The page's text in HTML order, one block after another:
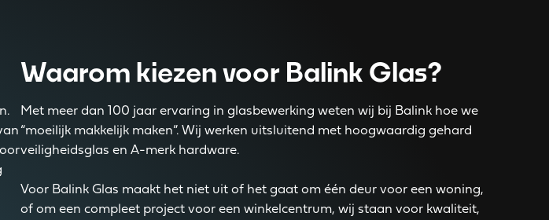
Waarom kiezen voor Balink Glas?
Met meer dan 100 jaar ervaring in glasbewerking weten wij bij Balink hoe we
“moeilijk makkelijk maken”. Wij werken uitsluitend met hoogwaardig gehard
veiligheidsglas en A-merk hardware.
Voor Balink Glas maakt het niet uit of het gaat om één deur voor een woning,
of om een compleet project voor een winkelcentrum, wij staan voor kwaliteit,